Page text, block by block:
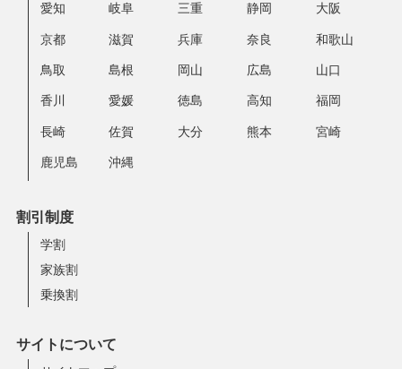
愛知 岐阜 三重 静岡 大阪
京都 滋賀 兵庫 奈良 和歌山
鳥取 島根 岡山 広島 山口
香川 愛媛 徳島 高知 福岡
長崎 佐賀 大分 熊本 宮崎
鹿児島 沖縄
割引制度
学割
家族割
乗換割
サイトについて